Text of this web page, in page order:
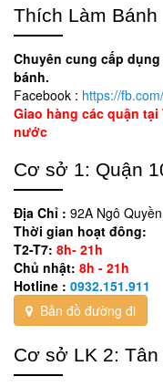
Thích Làm Bánh
Chuyên cung cấp
bánh.
Facebook : https://
Giao hàng các quận
nước
Cơ sở 1: Quận
Địa Chỉ : 92A Ngô
Thời gian hoạt đông:
T2-T7: 8h- 21h
Chủ nhật: 8h - 21h
Hotline : 0932.151.911
Bản đồ đường đi
Cơ sở LK 2: Tân